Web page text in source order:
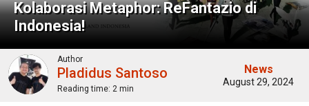
Kolaborasi Metaphor: ReFantazio di
Indonesia!
Author
Pladidus Santoso
Reading time: 2 min
News
August 29, 2024